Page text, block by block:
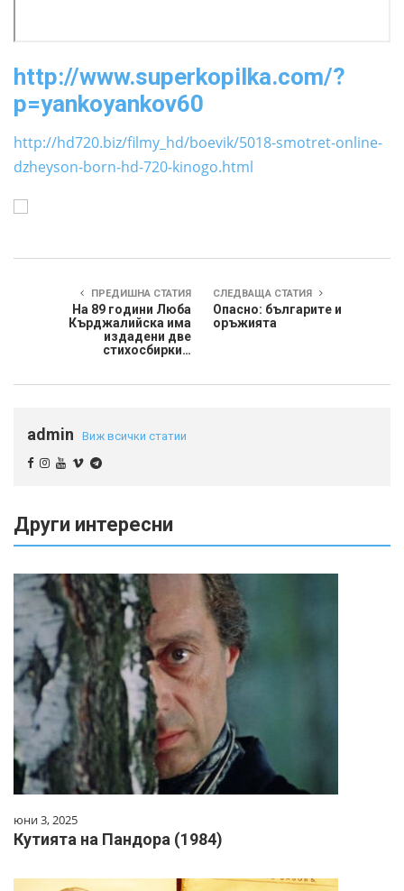
http://www.superkopilka.com/?
p=yankoyankov60
http://hd720.biz/filmy_hd/boevik/5018-smotret-online-
dzheyson-born-hd-720-kinogo.html
ПРЕДИШНА СТАТИЯ
На 89 години Люба
Кърджалийска има
издадени две
стихосбирки…
СЛЕДВАЩА СТАТИЯ
Опасно: българите и
оръжията
admin Виж всички статии
Други интересни
юни 3, 2025
Кутията на Пандора (1984)